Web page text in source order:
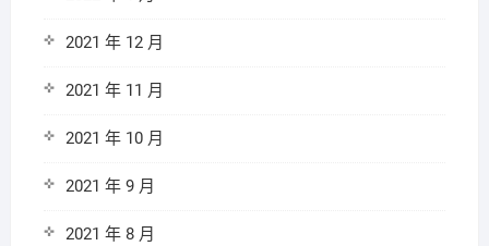
2021 年 12 月
2021 年 11 月
2021 年 10 月
2021 年 9 月
2021 年 8 月